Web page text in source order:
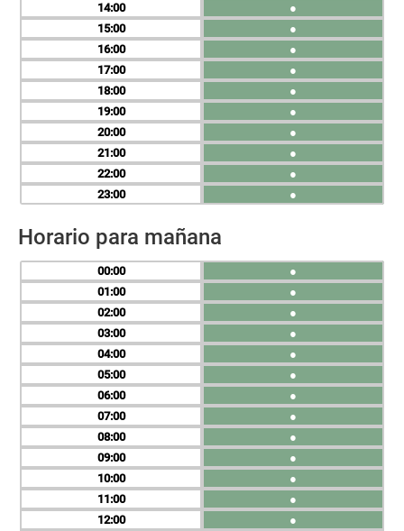
14
15
16
17
18
19
20
21
22
23
●
●
●
●
●
●
●
●
●
●
Horario para mañana
00
01
02
03
04
05
06
07
08
09
10
11
12
●
●
●
●
●
●
●
●
●
●
●
●
●